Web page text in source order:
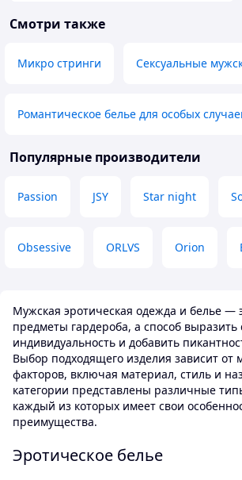
Мужская эротическая одежда и белье —
предметы гардероба, а способ выразить
индивидуальность и добавить
Выбор подходящего изделия зависит от
факторов, включая материал, стиль и
категории представлены различные
каждый из которых имеет свои
преимущества.
Эротическое белье
Смотри также
Микро стринги Сексуальные
Романтическое белье для особых
Популярные производители
Passion JSY Star night
Obsessive ORLVS Orion